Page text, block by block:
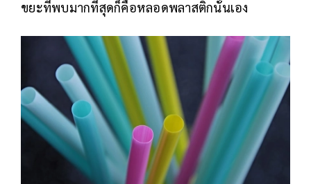
ขยะที่พบมากที่สุดก็คือหลอดพลาสติกนั่นเอง